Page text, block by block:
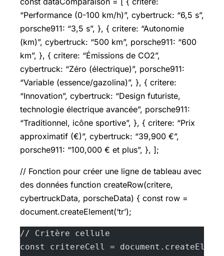
“Performance (0-100 km/h)”, cybertruck: “6,5 s”,
porsche911: “3,5 s”, }, { critere: “Autonomie
(km)”, cybertruck: “500 km”, porsche911: “600
km”, }, { critere: “Émissions de CO2”,
cybertruck: “Zéro (électrique)”, porsche911:
“Variable (essence/gazolina)”, }, { critere:
“Innovation”, cybertruck: “Design futuriste,
technologie électrique avancée”, porsche911:
“Traditionnel, icône sportive”, }, { critere: “Prix
approximatif (€)”, cybertruck: “39,900 €”,
porsche911: “100,000 € et plus”, }, ];
// Fonction pour créer une ligne de tableau avec
des données function createRow(critere,
cybertruckData, porscheData) { const row =
document.createElement(‘tr’);
// Critère cellule
const critereCell =